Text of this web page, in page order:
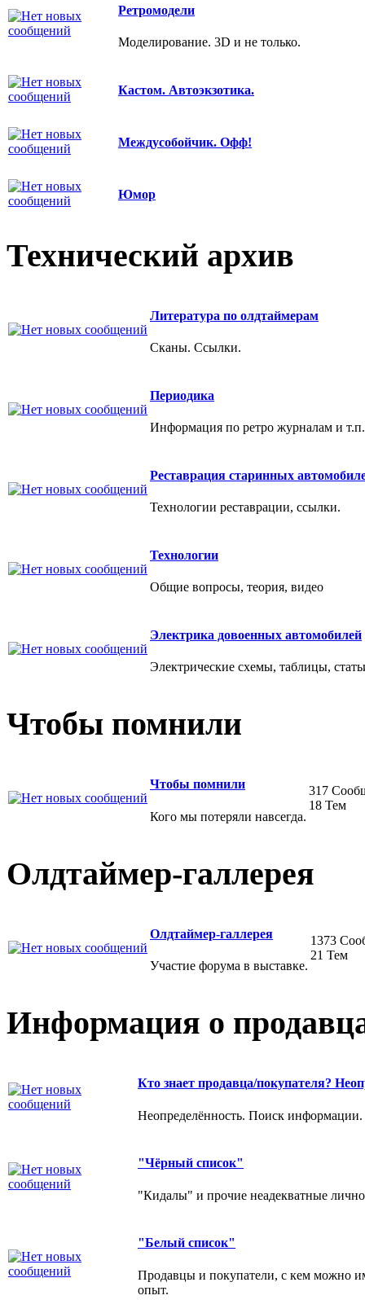
Ретромодели
Моделирование. 3D и не только.
Кастом. Автоэкзотика.
Междусобойчик. Офф!
Юмор
Технический архив
Литература по олдтаймерам
Сканы. Ссылки.
Периодика
Информация по ретро журналам и т.п.
Реставрация старинных
Технологии реставрации, ссылки.
Технологии
Общие вопросы, теория, видео
Электрика довоенных автомобилей
Электрические схемы, таблицы,
Чтобы помнили
Чтобы помнили
Кого мы потеряли навсегда.
317
18 Тем
Олдтаймер-галлерея
Олдтаймер-галлерея
Участие форума в выставке.
1373
21 Тем
Информация о
Кто знает продавца/покупателя?
Неопределённость. Поиск информации.
"Чёрный список"
"Кидалы" и прочие неадекватные
"Белый список"
Продавцы и покупатели, с кем можно
опыт.